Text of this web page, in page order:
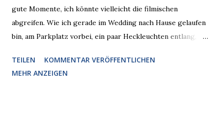
gute Momente, ich könnte vielleicht die filmischen
abgreifen. Wie ich gerade im Wedding nach Hause gelaufen
bin, am Parkplatz vorbei, ein paar Heckleuchten entlang, als
den Blick kam, mit verlockend frisch leuchtenden
Pizzastücken. Von links pirschte sich eine Krähe an das
TEILEN
KOMMENTAR VERÖFFENTLICHEN
MEHR ANZEIGEN